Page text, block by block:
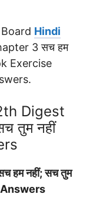
Hindi
3 सच हम
Exercise
Digest
तुम नहीं
हम नहीं; सच तुम